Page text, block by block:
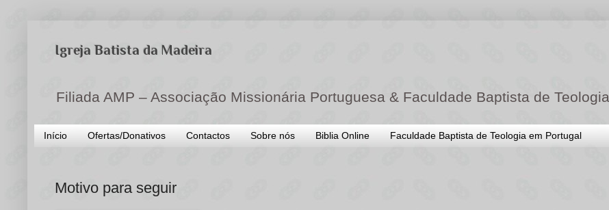
Igreja Batista da Madeira
Filiada AMP – Associação Missionária Portuguesa & Faculdade Baptista de Teologia
Início Ofertas/Donativos Contactos Sobre nós Biblia Online Faculdade Baptista de Teologia em Portugal
Motivo para seguir